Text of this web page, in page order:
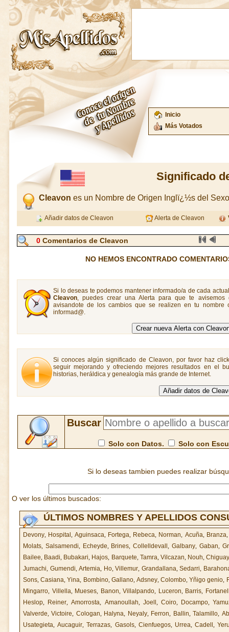
Inicio
Más Votados
Significado
Cleavon es un Nombre de Origen Inglï¿½s del
Añadir datos de Cleavon Alerta de Cleavon
0 Comentarios de Cleavon
NO HEMOS ENCONTRADO
Si lo deseas te podemos mantener informado/a de cada
Cleavon, puedes crear una Alerta para que te avisemos
avisandote de los cambios que se realizen en tu
informad@.
Si conoces algún significado de Cleavon, por favor haz
seguir mejorando y ofreciendo mejores resultados en el
historias, heráldica y genealogía más grande de Internet.
Buscar
Solo con Datos. Solo con
Si lo deseas tambien puedes realizar
O ver los últimos buscados:
ÚLTIMOS NOMBRES Y APELLIDOS
Devony, Hospital,Aguinsaca, Fortega, Rebeca, Norman, Acuña, Branza
Molats, Salsamendi, Echeyde, Brines,Collelldevall,Galbany, Gaban,
Bailee, Baadi, Bubakari, Hajos, Barquete, Tamra, Vilcazan, Nouh,
Jumachi, Gumendi, Artemia, Ho, Villemur, Grandallana, Sedarri,
Sons,Casiana,Yina, Bombino, Gallano, Adsney,Colombo,Yñigo genio,
Mingarro, Villella, Mueses, Banon,Villalpando, Luceron, Barris,
Heslop, Reiner,Amorrosta, Amanoullah, Joell , Coiro, Docampo,
Valverde,Victoire, Cologan, Halyna, Neyaly, Ferron, Ballin,Talamillo,
Usategieta,Aucaguir,Terrazas, Gasols, Cienfuegos, Urrea,Cadell,